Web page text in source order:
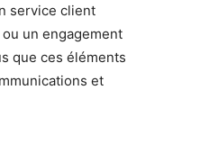
service client
un engagement
que ces éléments
et